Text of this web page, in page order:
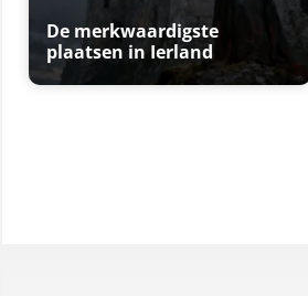
De merkwaardigste
plaatsen in Ierland